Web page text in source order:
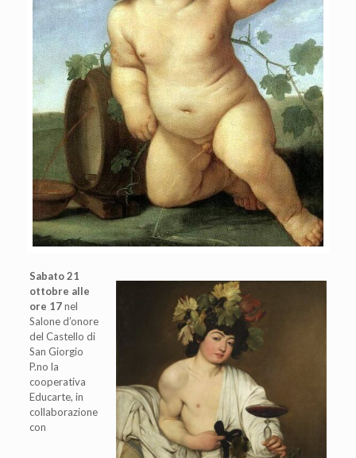
Sabato 21
ottobre alle
ore 17nel
Salone d’onore
del Castello di
San Giorgio
P.no la
cooperativa
Educarte, in
collaborazione
con